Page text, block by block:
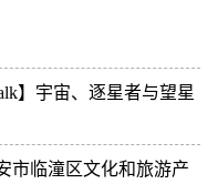
】宇宙、逐星者与望星
市临潼区文化和旅游产